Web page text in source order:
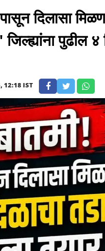
दिलासा
जिल्ह्यांना
12:18 IST